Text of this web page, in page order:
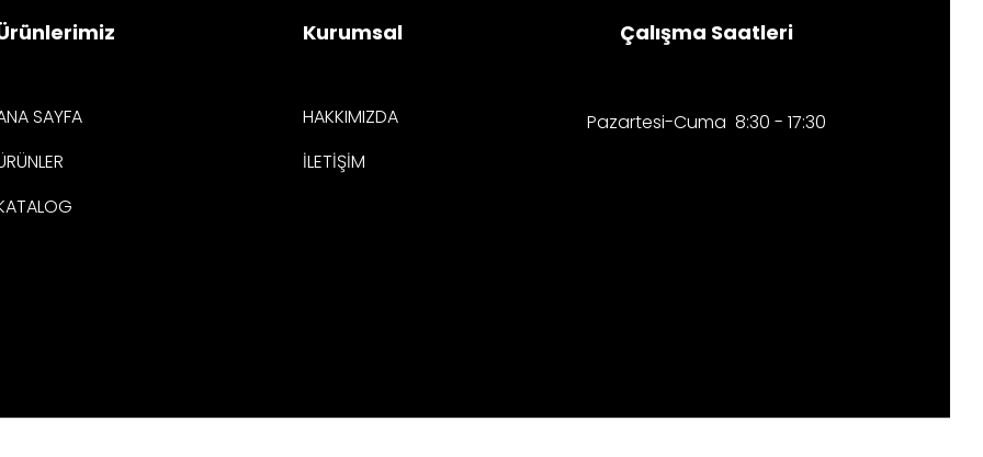
SAYFA
Kurumsal
HAKKIMIZDA
İLETİŞİM
Çalışma Saatleri
Pazartesi-Cuma 8:30 - 17:30​​